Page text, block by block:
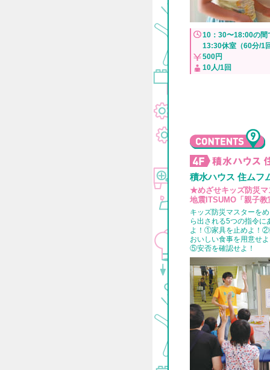
10：30〜18:00の
13:30休室（60分/1
500円
10人/1回
積水ハウス 住ムフ
★めざせキッズ防災
地震ITSUMO「親子教
キッズ防災マスターを
ら出される5つの指令に
よ！①家具を止めよ！
おいしい食事を用意せ
⑤安否を確認せよ！